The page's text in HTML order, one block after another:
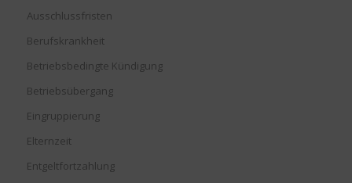
Ausschlussfristen
Berufskrankheit
Betriebsbedingte Kündigung
Betriebsübergang
Eingruppierung
Elternzeit
Entgeltfortzahlung